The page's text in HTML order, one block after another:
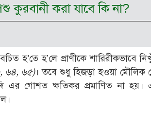
দরসে কুরআন
সাময়িক প্রসঙ্গ
সময়ের ভাবনা
কুরবানী করা যাবে কি না?
হ’তে হ’লে প্রাণীকে শারিরীকভাবে
৬৪, ৬৫)। তবে শুধু হিজড়া হওয়া মৌলিক
এর গোশত ক্ষতিকর প্রমাণিত না